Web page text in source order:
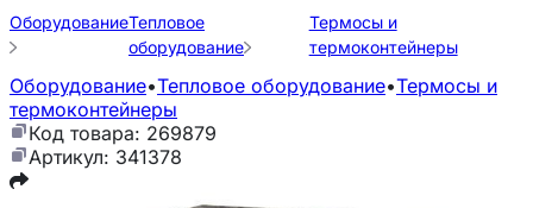
ОборудованиеТепловое
оборудование
Термосы и
термоконтейнеры
Оборудование•Тепловое оборудование•Термосы и
термоконтейнеры
Код товара: 269879
Артикул: 341378